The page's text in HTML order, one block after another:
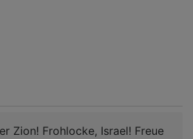
Zion! Frohlocke, Israel! Freue